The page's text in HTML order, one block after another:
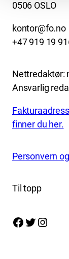
0506 OSLO
kontor@fo.no
+47 919 19
Nettredaktør:
Ansvarlig
finner du her.
Personvern
Til topp
Facebook Twitter Instagram